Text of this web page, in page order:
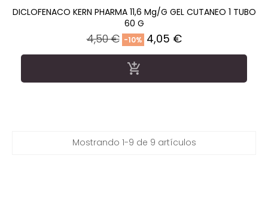
DICLOFENACO KERN PHARMA 11,6 Mg/g GEL CUTANEO 1 TUBO
60 G
Precio
regular
4,50 € -10% Precio
4,05 €

Mostrando 1-9 de 9 artículos